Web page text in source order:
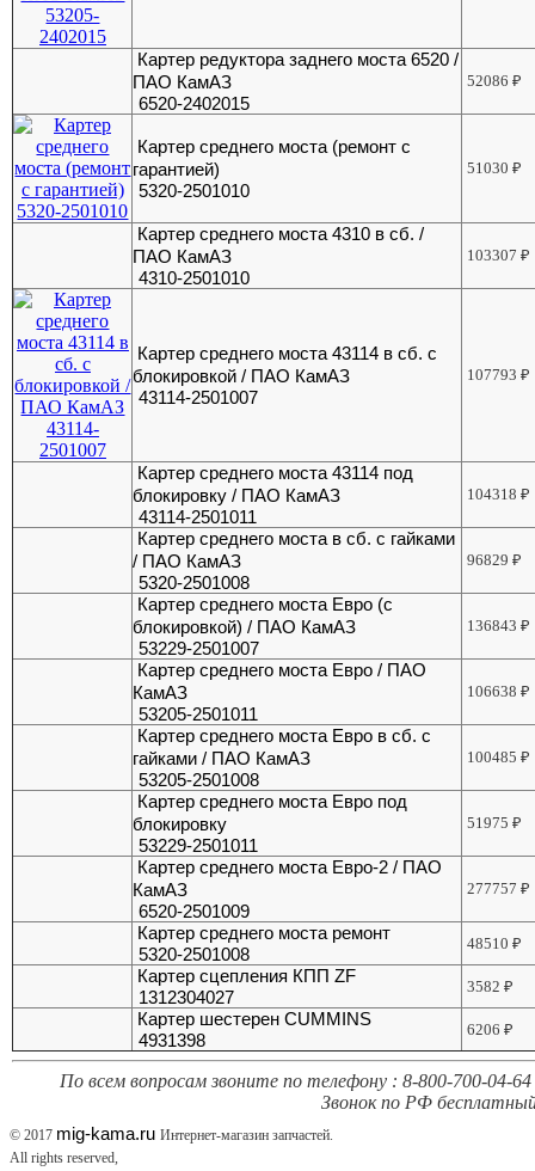
Картер редуктора заднего моста 6520 /
ПАО КамАЗ
6520-2402015
52086₽
Картер среднего моста (ремонт с
гарантией)
5320-2501010
51030₽
Картер среднего моста 4310 в сб. /
ПАО КамАЗ
4310-2501010
103307₽
Картер среднего моста 43114 в сб. с
блокировкой / ПАО КамАЗ
43114-2501007
107793₽
Картер среднего моста 43114 под
блокировку / ПАО КамАЗ
43114-2501011
104318₽
Картер среднего моста в сб. с гайками
/ ПАО КамАЗ
5320-2501008
96829₽
Картер среднего моста Евро (с
блокировкой) / ПАО КамАЗ
53229-2501007
136843₽
Картер среднего моста Евро / ПАО
КамАЗ
53205-2501011
106638₽
Картер среднего моста Евро в сб. с
гайками / ПАО КамАЗ
53205-2501008
100485₽
Картер среднего моста Евро под
блокировку
53229-2501011
51975₽
Картер среднего моста Евро-2 / ПАО
КамАЗ
6520-2501009
277757₽
Картер среднего моста ремонт
5320-2501008
48510₽
Картер сцепления КПП ZF
1312304027
3582₽
Картер шестерен CUMMINS
4931398
6206₽
По всем вопросам звоните по телефону : 8-800-700-04-64
Звонок по РФ
© 2017 mig-kama.ru Интернет-магазин запчастей.
All rights reserved,